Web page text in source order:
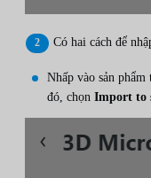
Có hai cách để
Nhấp vào sản phẩm
đó, chọn Import to